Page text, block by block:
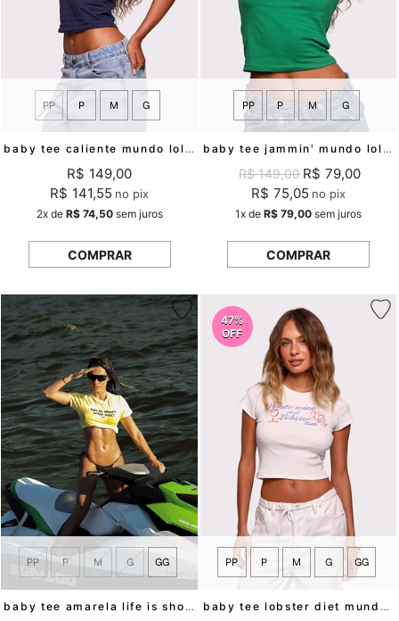
baby tee caliente mundo lolita
PP P M G
R$ 149,00
R$ 141,55 no pix
2xde R$ 74,50sem juros
COMPRAR
baby tee jammin' mundo lolita
PP P M G
R$ 149,00 R$ 79,00
R$ 75,05 no pix
1x deR$ 79,00 sem juros
COMPRAR
baby tee amarela life is short mundo lolita
PP P M G GG
47%
OFF
baby tee lobster diet mundo lolita
PP P M G GG